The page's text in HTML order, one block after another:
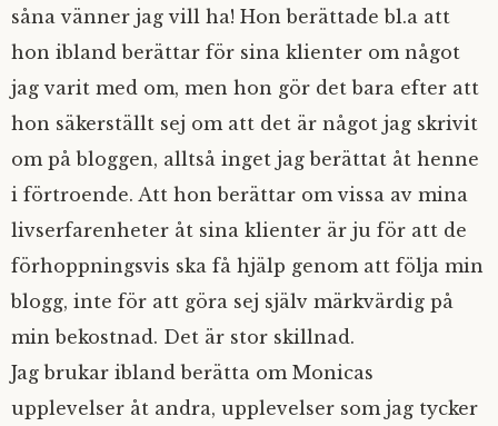
såna vänner jag vill ha! Hon berättade bl.a att
hon ibland berättar för sina klienter om något
jag varit med om, men hon gör det bara efter att
hon säkerställt sej om att det är något jag skrivit
om på bloggen, alltså inget jag berättat åt henne
i förtroende. Att hon berättar om vissa av mina
livserfarenheter åt sina klienter är ju för att de
förhoppningsvis ska få hjälp genom att följa min
blogg, inte för att göra sej själv märkvärdig på
min bekostnad. Det är stor skillnad.
Jag brukar ibland berätta om Monicas
upplevelser åt andra, upplevelser som jag tycker